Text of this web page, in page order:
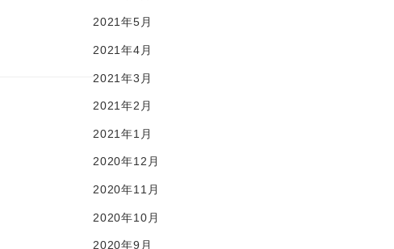
2021年5月
2021年4月
2021年3月
2021年2月
2021年1月
2020年12月
2020年11月
2020年10月
2020年9月